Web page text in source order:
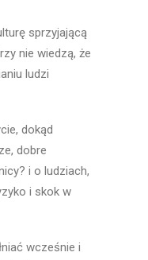
sprzyjającą
nie wiedzą, że
ludzi
dokąd
dobre
i o ludziach,
i skok w
wcześnie i